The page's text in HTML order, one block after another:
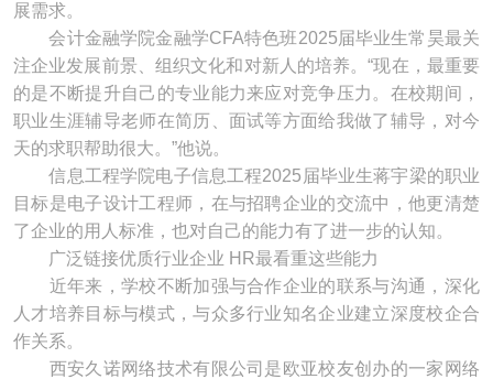
展需求。
会计金融学院金融学CFA特色班2025届毕业生常昊最关
注企业发展前景、组织文化和对新人的培养。“现在，最重要
的是不断提升自己的专业能力来应对竞争压力。在校期间，
职业生涯辅导老师在简历、面试等方面给我做了辅导，对今
天的求职帮助很大。”他说。
信息工程学院电子信息工程2025届毕业生蒋宇梁的职业
目标是电子设计工程师，在与招聘企业的交流中，他更清楚
了企业的用人标准，也对自己的能力有了进一步的认知。
广泛链接优质行业企业 HR最看重这些能力
近年来，学校不断加强与合作企业的联系与沟通，深化
人才培养目标与模式，与众多行业知名企业建立深度校企合
作关系。
西安久诺网络技术有限公司是欧亚校友创办的一家网络